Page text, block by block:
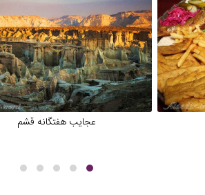
عجایب هفتگانه قشم